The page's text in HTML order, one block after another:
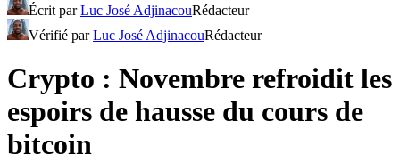
Écrit parLuc José AdjinacouRédacteur
Vérifié parLuc José AdjinacouRédacteur
Crypto : Novembre refroidit les
espoirs de hausse du cours de
bitcoin